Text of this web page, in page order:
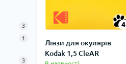
3
1
3
4
4
Лінзи для окулярів
Kodak 1,5 CleAR